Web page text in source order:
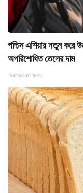
পশ্চিম এশিয়ায় নতুন করে
অপরিশোধিত তেলের দাম
Editorial Desk